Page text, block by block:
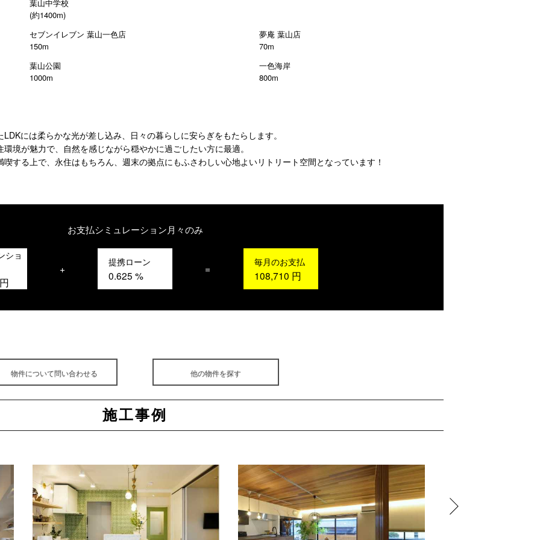
葉山中学校
(約1400m)
セブンイレブン 葉山一色店
150m
夢庵 葉山店
70m
葉山公園
1000m
一色海岸
800m
には柔らかな光が差し込み、日々の暮らしに安らぎをもたらします。
境が魅力で、自然を感じながら穏やかに過ごしたい方に最適。
する上で、永住はもちろん、週末の拠点にもふさわしい心地よいリトリート空間となっています！
お支払シミュレーション月々のみ
ショ
+ 提携ローン
0.625 %
= 毎月のお支払
108,710 円
物件について問い合わせる 他の物件を探す
施工事例